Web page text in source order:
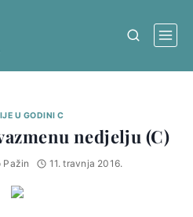
U GODINI C
nedjelju (C)
Pažin 11. travnja 2016.